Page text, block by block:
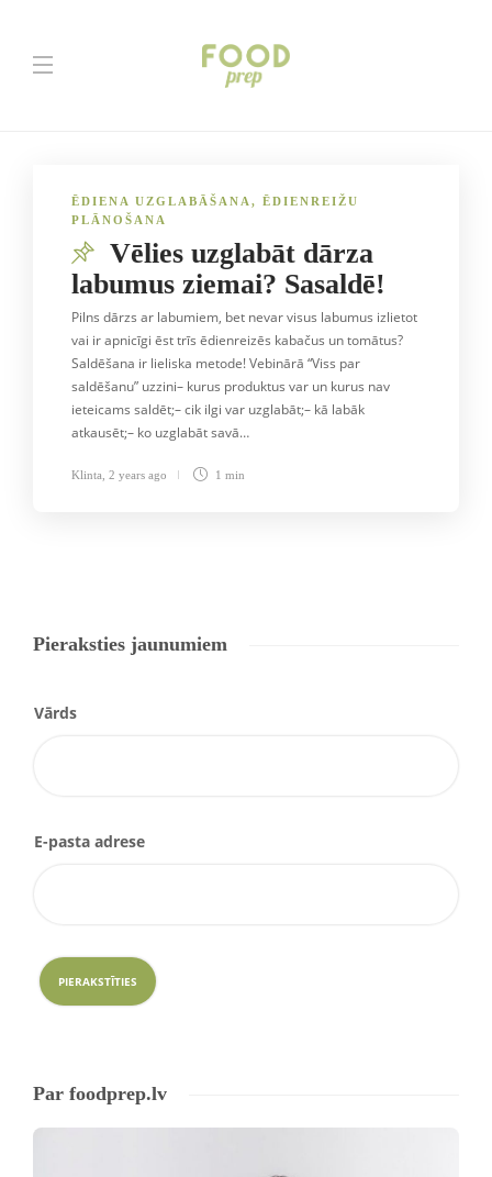
ĒDIENA UZGLABĀŠANA , ĒDIENREIŽU
PLĀNOŠANA
Vēlies uzglabāt dārza
labumus ziemai? Sasaldē!
Pilns dārzs ar labumiem, bet nevar visus labumus izlietot
vai ir apnicīgi ēst trīs ēdienreizēs kabačus un tomātus?
Saldēšana ir lieliska metode! Vebinārā “Viss par
saldēšanu” uzzini– kurus produktus var un kurus nav
ieteicams saldēt;– cik ilgi var uzglabāt;– kā labāk
atkausēt;– ko uzglabāt savā…
Klinta 2 years ago 1 min
Pieraksties jaunumiem
Vārds
E-pasta adrese
Par foodprep.lv